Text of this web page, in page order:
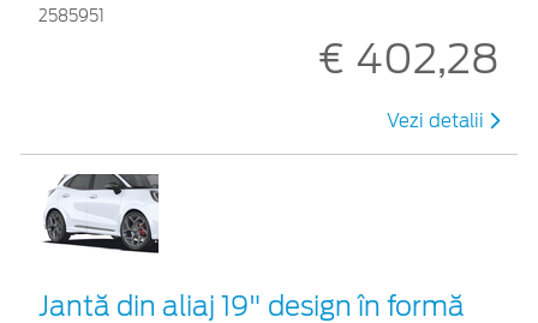
2585951
€ 402,28
Vezi detalii
Jantă din aliaj 19" design în formă